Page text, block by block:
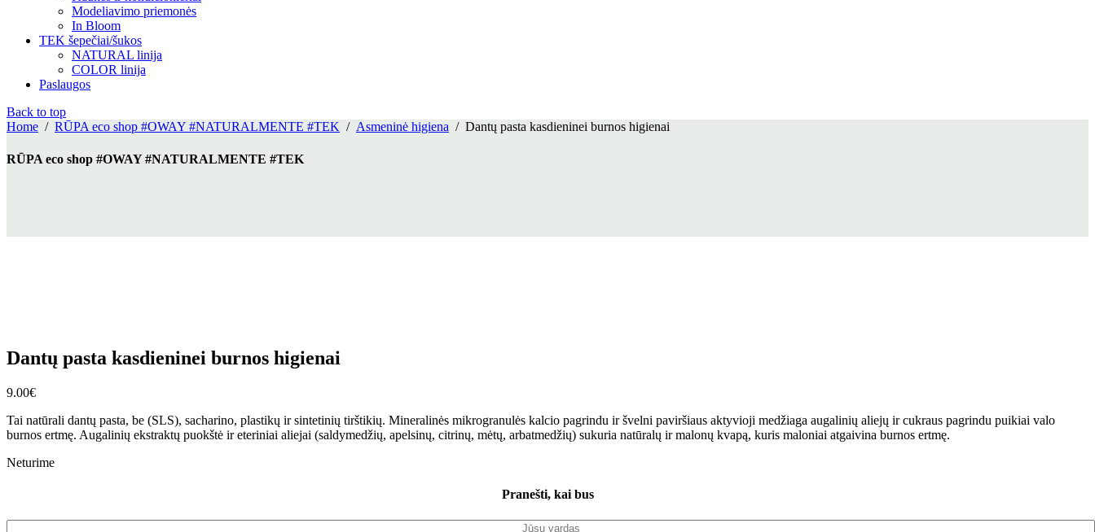
Modeliavimo priemonės
In Bloom
TEK šepečiai/šukos
NATURAL linija
COLOR linija
Paslaugos
Back to top
Home / RŪPA eco shop #OWAY #NATURALMENTE #TEK / Asmeninė higiena / Dantų pasta kasdieninei burnos higienai
RŪPA eco shop #OWAY #NATURALMENTE #TEK
Dantų pasta kasdieninei burnos higienai
9.00€
Tai natūrali dantų pasta, be (SLS), sacharino, plastikų ir sintetinių tirštikių. Mineralinės mikrogranulės kalcio pagrindu ir švelni paviršiaus aktyvioji medžiaga augalinių aliejų ir cukraus pagrindu puikiai valo
burnos ertmę. Augalinių ekstraktų puokštė ir eteriniai aliejai (saldymedžių, apelsinų, citrinų, mėtų, arbatmedžių) sukuria natūralų ir malonų kvapą, kuris maloniai atgaivina burnos ertmę.
Neturime
Pranešti, kai bus